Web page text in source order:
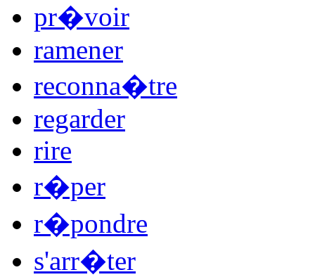
pr�voir
ramener
reconna�tre
regarder
rire
r�per
r�pondre
s'arr�ter